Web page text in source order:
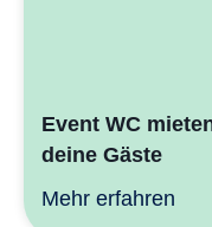
Event WC
deine Gäste
Mehr erfahren